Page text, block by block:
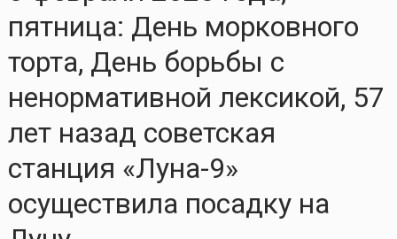
пятница: День морковного
торта, День борьбы с
ненормативной лексикой, 57
лет назад советская
станция «Луна-9»
осуществила посадку на